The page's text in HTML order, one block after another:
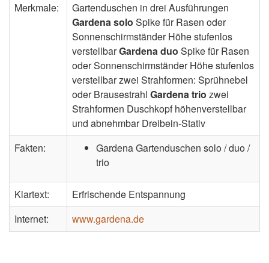
Merkmale:
Gartenduschen in drei Ausführungen
Gardena solo Spike für Rasen oder
Sonnenschirmständer Höhe stufenlos
verstellbarGardena duo Spike für Rasen
oder Sonnenschirmständer Höhe stufenlos
verstellbar zwei Strahformen: Sprühnebel
oder Brausestrahl Gardena trio zwei
Strahformen Duschkopf höhenverstellbar
und abnehmbar Dreibein-Stativ
Fakten:
Gardena Gartenduschen solo / duo /
trio
Klartext:
Erfrischende Entspannung
Internet:
www.gardena.de